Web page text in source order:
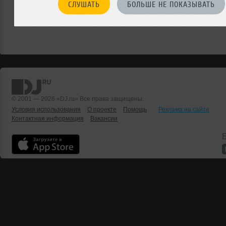
СЛУШАТЬ БОЛЬШЕ НЕ ПОКАЗЫВАТЬ
© 2001 — 2026 «DJ.ru» Все права защищены.
Условия использования
О проекте Помощь
Реклама на сайте
Контактная информация
Вакансии